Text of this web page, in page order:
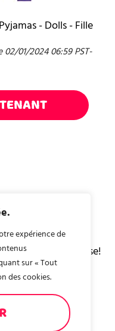
expérience de
sur « Tout
des cookies.
- Dolls - Fille
01/2024 06:59 PST-
pour vous offrir la
LOL Surprise!